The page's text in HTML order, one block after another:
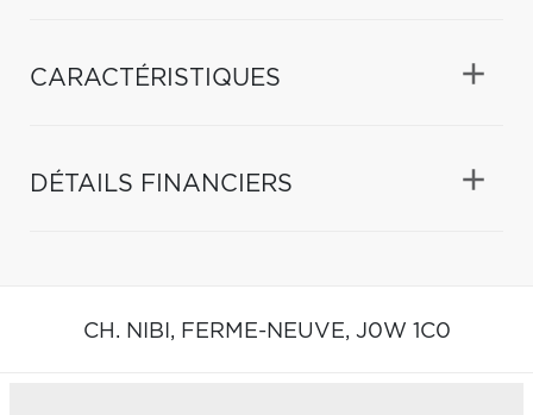
CARACTÉRISTIQUES
DÉTAILS FINANCIERS
CH. NIBI, FERME-NEUVE, J0W 1C0